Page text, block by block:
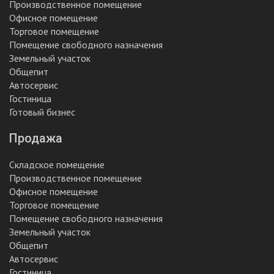
Производственное помещение
Офисное помещение
Торговое помещение
Помещение свободного назначения
Земельный участок
Общепит
Автосервис
Гостиница
Готовый бизнес
Продажа
Складское помещение
Производственное помещение
Офисное помещение
Торговое помещение
Помещение свободного назначения
Земельный участок
Общепит
Автосервис